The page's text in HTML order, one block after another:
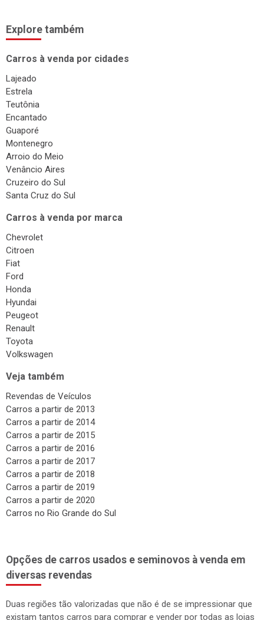
Explore também
Carros à venda por cidades
Lajeado
Estrela
Teutônia
Encantado
Guaporé
Montenegro
Arroio do Meio
Venâncio Aires
Cruzeiro do Sul
Santa Cruz do Sul
Carros à venda por marca
Chevrolet
Citroen
Fiat
Ford
Honda
Hyundai
Peugeot
Renault
Toyota
Volkswagen
Veja também
Revendas de Veículos
Carros a partir de 2013
Carros a partir de 2014
Carros a partir de 2015
Carros a partir de 2016
Carros a partir de 2017
Carros a partir de 2018
Carros a partir de 2019
Carros a partir de 2020
Carros no Rio Grande do Sul
Opções de carros usados e seminovos à venda em
diversas revendas
Duas regiões tão valorizadas que não é de se impressionar que
existam tantos carros para comprar e vender por todas as lojas